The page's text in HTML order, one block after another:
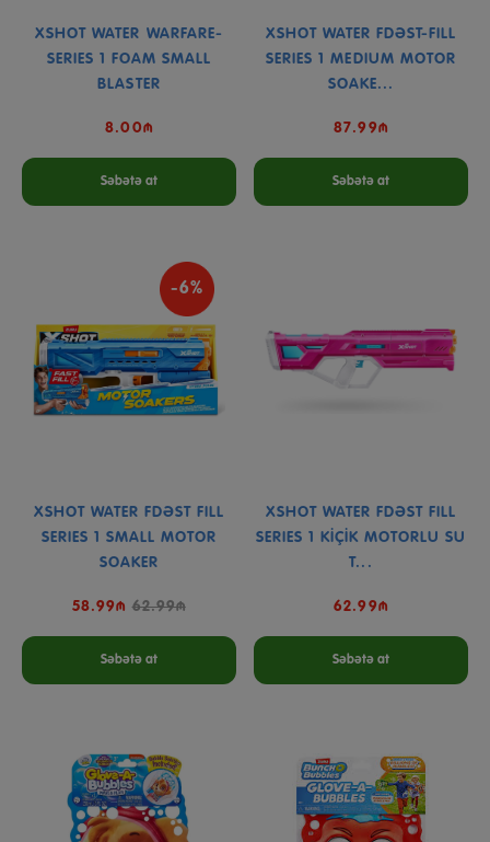
XSHOT WATER WARFARE-
SERIES 1 FOAM SMALL
BLASTER
8.00₼
Səbətə at
XSHOT WATER FDƏST-FILL
SERIES 1 MEDIUM MOTOR
SOAKE...
87.99₼
Səbətə at
-6%
XSHOT WATER FDƏST FILL
SERIES 1 SMALL MOTOR
SOAKER
58.99₼ 62.99₼
Səbətə at
XSHOT WATER FDƏST FILL
SERIES 1 KİÇİK MOTORLU SU
T...
62.99₼
Səbətə at